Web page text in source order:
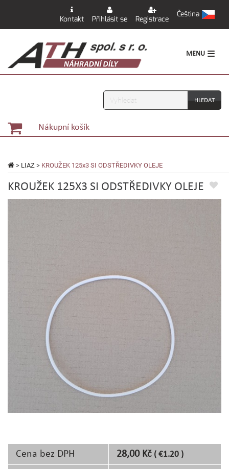
Kontakt Přihlásit se Registrace
Čeština
MENU
Vyhledávání
Nákupní košík
> LIAZ > KROUŽEK 125x3 SI ODSTŘEDIVKY OLEJE
KROUŽEK 125X3 SI ODSTŘEDIVKY OLEJE
Cena bez DPH 28,00 Kč ( €1.20 )